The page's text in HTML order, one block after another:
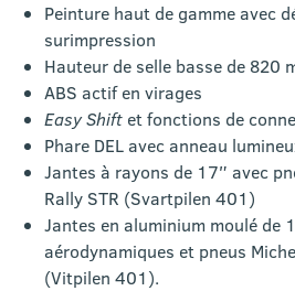
Peinture haut de gamme avec
surimpression
Hauteur de selle basse de 820
ABS actif en virages
Easy Shift et fonctions de
Phare DEL avec anneau
Jantes à rayons de 17″ avec
Rally STR (Svartpilen 401)
Jantes en aluminium moulé de
aérodynamiques et pneus
(Vitpilen 401).